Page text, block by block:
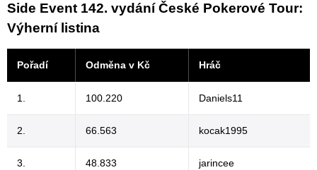
Side Event 142. vydání České Pokerové Tour:
Výherní listina
Pořadí Odměna v Kč Hráč
1. 100.220 Daniels11
2. 66.563 kocak1995
3. 48.833 jarincee